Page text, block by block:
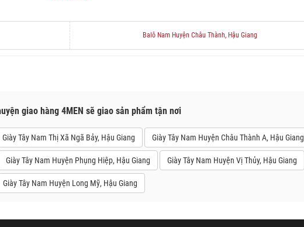
Balô Nam Huyện Châu Thành, Hậu Giang
giao hàng 4MEN sẽ giao sản phẩm tận nơi
Giày Tây Nam Thị Xã Ngã Bảy, Hậu Giang Giày Tây Nam Huyện Châu Thành A, Hậu Giang
Giày Tây Nam Huyện Phụng Hiệp, Hậu Giang Giày Tây Nam Huyện Vị Thủy, Hậu Giang
Giày Tây Nam Huyện Long Mỹ, Hậu Giang